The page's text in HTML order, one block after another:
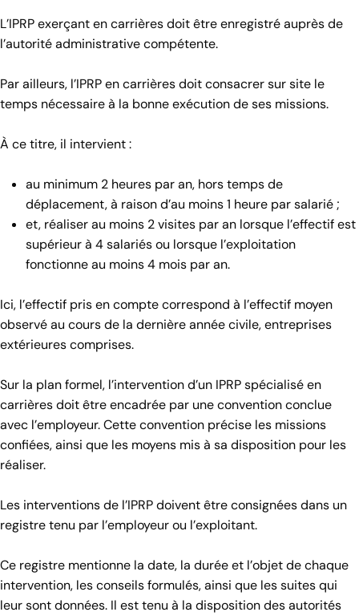
L’IPRP exerçant en carrières doit être enregistré auprès de
l’autorité administrative compétente.
Par ailleurs, l’IPRP en carrières doit consacrer sur site le
temps nécessaire à la bonne exécution de ses missions.
À ce titre, il intervient :
au minimum 2 heures par an, hors temps de
déplacement, à raison d’au moins 1 heure par salarié ;
et, réaliser au moins 2 visites par an lorsque l’effectif est
supérieur à 4 salariés ou lorsque l’exploitation
fonctionne au moins 4 mois par an.
Ici, l’effectif pris en compte correspond à l’effectif moyen
observé au cours de la dernière année civile, entreprises
extérieures comprises.
Sur la plan formel, l’intervention d’un IPRP spécialisé en
carrières doit être encadrée par une convention conclue
avec l’employeur. Cette convention précise les missions
confiées, ainsi que les moyens mis à sa disposition pour les
réaliser.
Les interventions de l’IPRP doivent être consignées dans un
registre tenu par l’employeur ou l’exploitant.
Ce registre mentionne la date, la durée et l’objet de chaque
intervention, les conseils formulés, ainsi que les suites qui
leur sont données. Il est tenu à la disposition des autorités